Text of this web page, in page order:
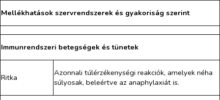
Mellékhatások szervrendszerek és gyakoriság szerint
Immunrendszeri betegségek és tünetek
Ritka
Azonnali túlérzékenységi reakciók, amelyek néha
súlyosak, beleértve az anaphylaxiát is.